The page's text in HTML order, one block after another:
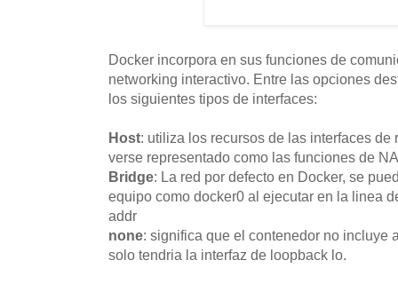
Docker incorpora en sus funciones de
networking interactivo. Entre las opciones
los siguientes tipos de interfaces:
Host: utiliza los recursos de las interfaces
verse representado como las funciones de
Bridge: La red por defecto en Docker, se
equipo como docker0 al ejecutar en la linea
addr
none: significa que el contenedor no incluye
solo tendria la interfaz de loopback lo.